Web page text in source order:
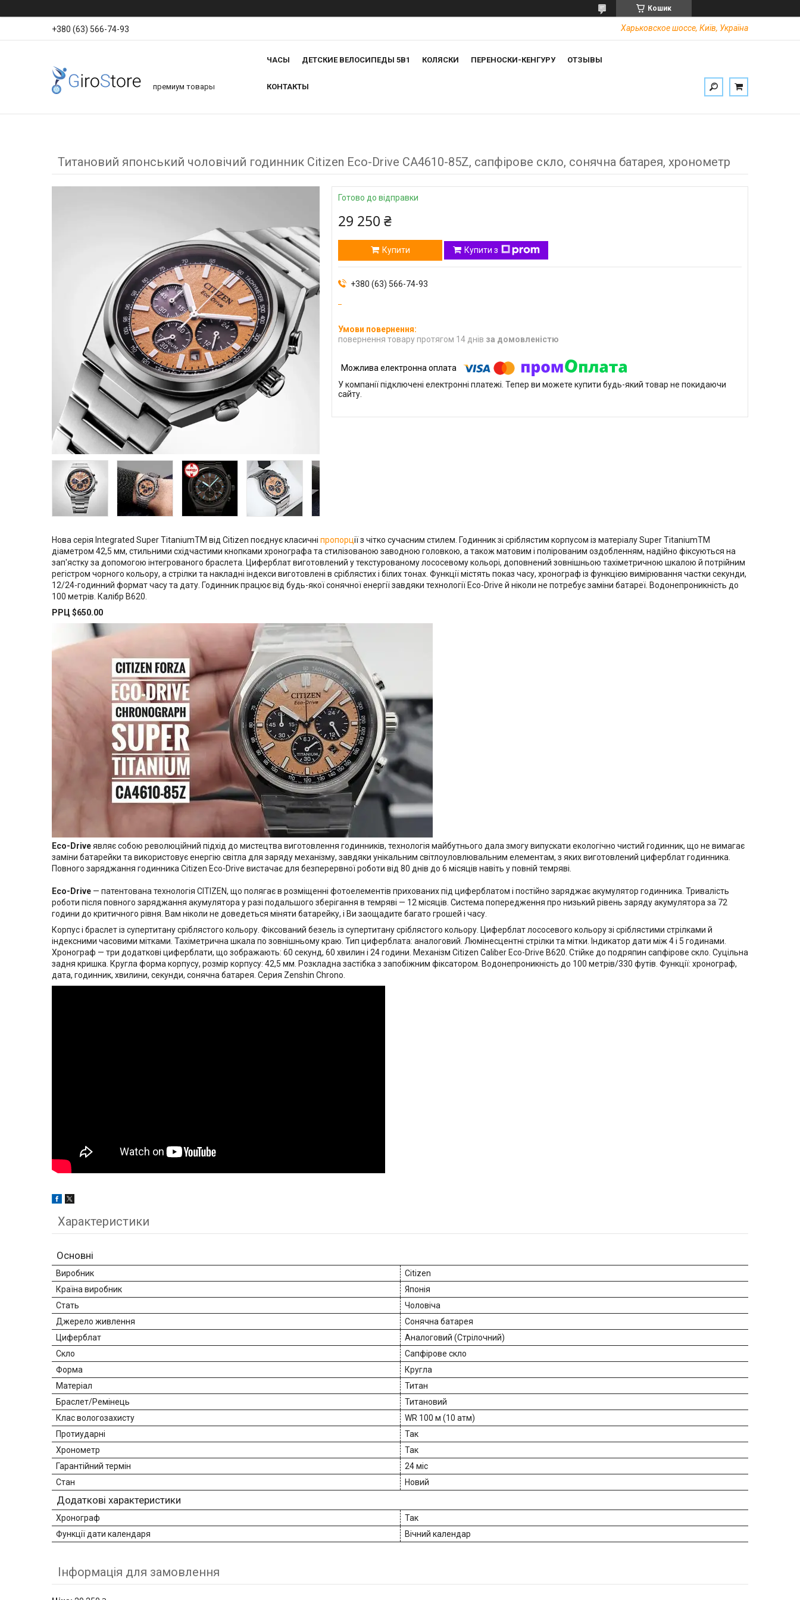
Кошик
+380 (63) 566-74-93 Харьковское шоссе, Київ, Україна
премиум товары
ЧАСЫ ДЕТСКИЕ ВЕЛОСИПЕДЫ 5В1 КОЛЯСКИ ПЕРЕНОСКИ-КЕНГУРУ ОТЗЫВЫ
КОНТАКТЫ
Титановий японський чоловічий годинник Citizen Eco-Drive CA4610-85Z, сапфірове скло, сонячна батарея, хронометр
Готово до відправки
29 250 ₴
Купити Купити з
+380 (63) 566-74-93
повернення товару протягом 14 днів за домовленістю
У компанії підключені електронні платежі. Тепер ви можете купити будь-який товар не покидаючи
сайту.
Нова серія Integrated Super TitaniumTM від Citizen поєднує класичні пропорції з чітко сучасним стилем. Годинник зі сріблястим корпусом із матеріалу Super TitaniumTM
діаметром 42,5 мм, стильними східчастими кнопками хронографа та стилізованою заводною головкою, а також матовим і полірованим оздобленням, надійно фіксуються на
зап'ястку за допомогою інтегрованого браслета. Циферблат виготовлений у текстурованому лососевому кольорі, доповнений зовнішньою тахіметричною шкалою й потрійним
регістром чорного кольору, а стрілки та накладні індекси виготовлені в сріблястих і білих тонах. Функції містять показ часу, хронограф із функцією вимірювання частки секунди,
12/24-годинний формат часу та дату. Годинник працює від будь-якої сонячної енергії завдяки технології Eco-Drive й ніколи не потребує заміни батареї. Водонепроникність до
100 метрів. Калібр B620.
РРЦ $650.00
Eco-Driveявляє собою революційний підхід до мистецтва виготовлення годинників, технологія майбутнього дала змогу випускати екологічно чистий годинник, що не вимагає
заміни батарейки та використовує енергію світла для заряду механізму, завдяки унікальним світлоуловлювальним елементам, з яких виготовлений циферблат годинника.
Повного заряджання годинника Citizen Eco-Drive вистачає для безперервної роботи від 80 днів до 6 місяців навіть у повній темряві.
Eco-Drive — патентована технологія CITIZEN, що полягає в розміщенні фотоелементів прихованих під циферблатом і постійно заряджає акумулятор годинника. Тривалість
роботи після повного заряджання акумулятора у разі подальшого зберігання в темряві — 12 місяців. Система попередження про низький рівень заряду акумулятора за 72
години до критичного рівня. Вам ніколи не доведеться міняти батарейку, і Ви заощадите багато грошей і часу.
Корпус і браслет із супертитану сріблястого кольору. Фіксований безель із супертитану сріблястого кольору. Циферблат лососевого кольору зі сріблястими стрілками й
індексними часовими мітками. Тахіметрична шкала по зовнішньому краю. Тип циферблата: аналоговий. Люмінесцентні стрілки та мітки. Індикатор дати між 4 і 5 годинами.
Хронограф — три додаткові циферблати, що зображають: 60 секунд, 60 хвилин і 24 години. Механізм Citizen Caliber Eco-Drive B620. Стійке до подряпин сапфірове скло. Суцільна
задня кришка. Кругла форма корпусу, розмір корпусу: 42,5 мм. Розкладна застібка з запобіжним фіксатором. Водонепроникність до 100 метрів/330 футів. Функції: хронограф,
дата, годинник, хвилини, секунди, сонячна батарея. Серия Zenshin Chrono.
Характеристики
Основні
Виробник
Citizen
Країна виробник
Японія
Стать
Чоловіча
Джерело живлення
Сонячна батарея
Циферблат
Аналоговий (Стрілочний)
Скло
Сапфірове скло
Форма
Кругла
Матеріал
Титан
Браслет/Ремінець
Титановий
Клас вологозахисту
WR 100 м (10 атм)
Протиударні
Так
Хронометр
Так
Гарантійний термін
24 міс
Стан
Новий
Додаткові характеристики
Хронограф
Так
Функції дати календаря
Вічний календар
Інформація для замовлення